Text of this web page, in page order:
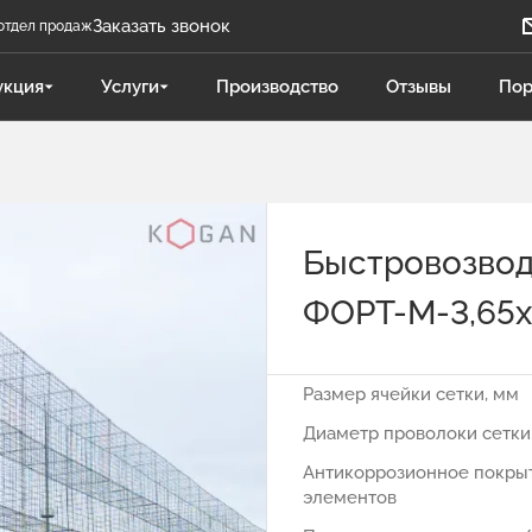
продажЗаказать звонок
Задать вопрос
Поликарпова Светлана
ЧД
Отдел продаж Гидравлика
Услуги Производство Отзывы
ФОРТ-М-
Размер ячейки сетки, мм
Диаметр проволоки
Антикоррозионное
элементов